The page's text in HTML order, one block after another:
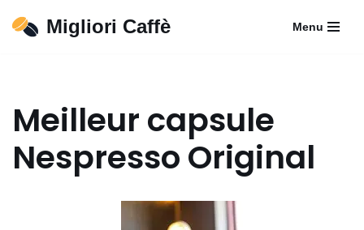
Migliori Caffè Menu
Meilleur capsule
Nespresso Original